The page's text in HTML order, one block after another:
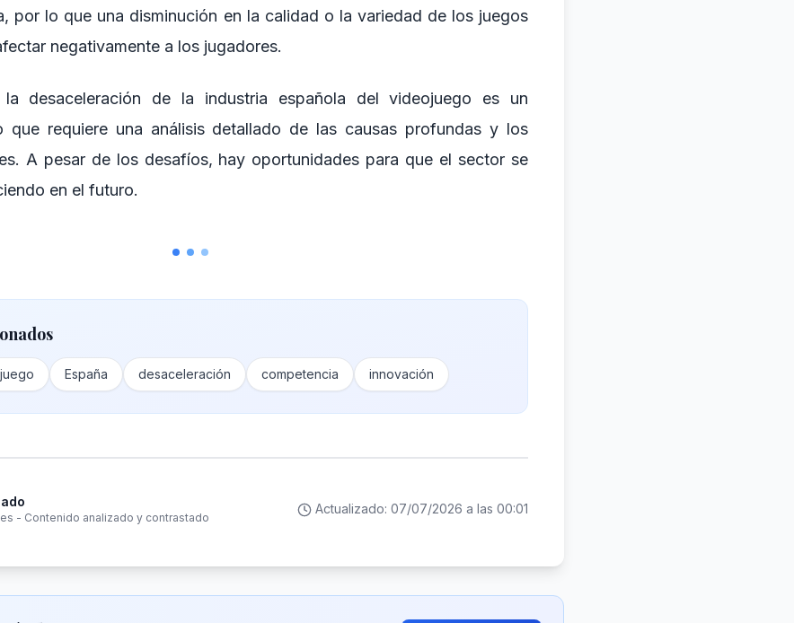
por lo que una disminución en la calidad o la variedad de los juegos
negativamente a los jugadores.
la desaceleración de la industria española del videojuego es un
que requiere una análisis detallado de las causas profundas y los
A pesar de los desafíos, hay oportunidades para que el sector se
en el futuro.
España desaceleración competencia innovación
- Contenido analizado y contrastado
Actualizado: 07/07/2026 a las 00:01